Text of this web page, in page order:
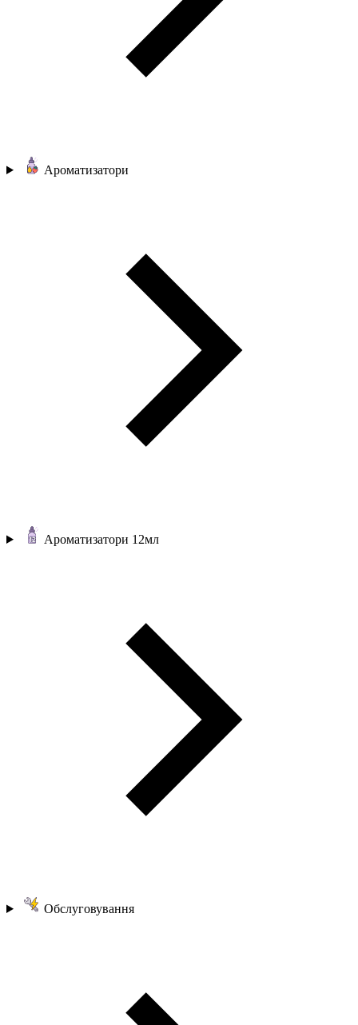
Ароматизатори
Ароматизатори 12мл
Обслуговування